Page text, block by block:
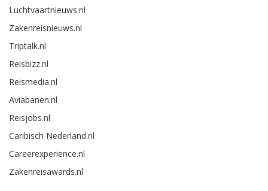
Luchtvaartnieuws.nl
Zakenreisnieuws.nl
Triptalk.nl
Reisbizz.nl
Reismedia.nl
Aviabanen.nl
Reisjobs.nl
Caribisch Nederland.nl
Careerexperience.nl
Zakenreisawards.nl